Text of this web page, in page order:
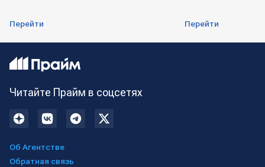
Перейти Перейти
Читайте Прайм в соцсетях
Об Агентстве
Обратная связь